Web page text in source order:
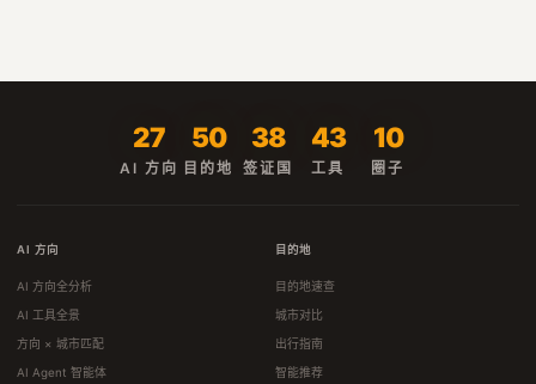
27
AI 方向
50
目的地
38
签证国
43
工具
10
圈子
AI 方向
AI 方向全分析
AI 工具全景
方向 × 城市匹配
AI Agent 智能体
目的地
目的地速查
城市对比
出行指南
智能推荐